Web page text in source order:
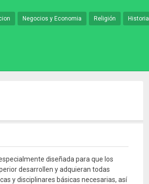
Negocios y Economia Religión Historia
diseñada para que los
desarrollen y adquieran todas
y disciplinares básicas necesarias, así